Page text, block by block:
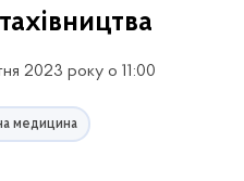
2023 року о 11:00
медицина